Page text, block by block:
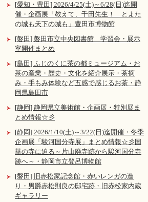
[愛知・豊田] 2026/4/25(土)～6/28(日)迄開
催・企画展「教えて、千田先生！ とよた
の城も天下の城も」豊田市博物館
[磐田] 磐田市立中央図書館 学習会・展示
室開催まとめ
[島田] ふじのくに茶の都ミュージアム・お
茶の産業・歴史・文化を紹介展示・茶摘
み・手もみ体験など五感で感じるお茶・静
岡県島田市
[静岡] 静岡県立美術館・企画展・特別展ま
とめ情報☆彡
[静岡] 2026/1/10(土)～3/22(日)迄開催・冬季
企画展「駿河国分寺展」まとめ情報☆彡国
華の寺に迫る～片山廃寺跡から駿河国分寺
跡へ～・静岡市立登呂博物館
[磐田] 旧赤松家記念館・赤いレンガの造
り・男爵赤松則良の邸宅跡・旧赤松家内蔵
ギャラリー